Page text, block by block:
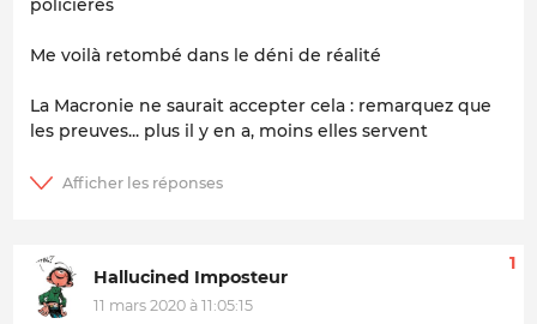
policières
Me voilà retombé dans le déni de réalité
La Macronie ne saurait accepter cela : remarquez que
les preuves... plus il y en a, moins elles servent
Hallucined Imposteur
11 mars 2020 à 11:05:15
1